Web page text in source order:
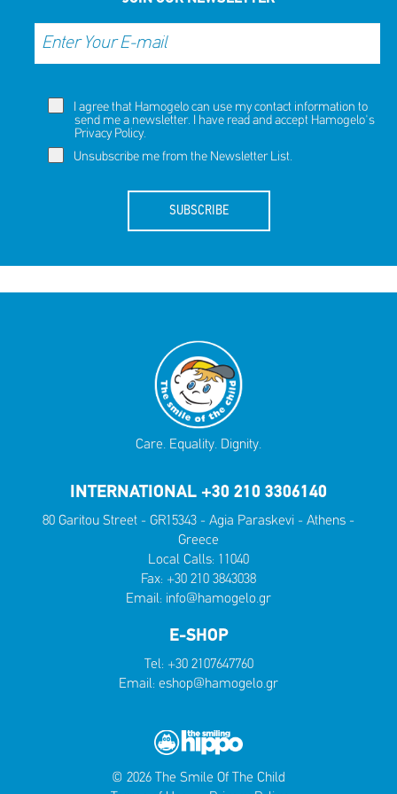
I agree that Hamogelo can use my contact information to
send me a newsletter. I have read and accept Hamogelo's
Privacy Policy.
Unsubscribe me from the Newsletter List.
SUBSCRIBE
Care. Equality. Dignity.
INTERNATIONAL +30 210 3306140
80 Garitou Street - GR15343 - Agia Paraskevi - Athens -
Greece
Local Calls: 11040
Fax: +30 210 3843038
Email: info@hamogelo.gr
E-SHOP
Tel: +30 2107647760
Email: eshop@hamogelo.gr
© 2026 The Smile Of The Child